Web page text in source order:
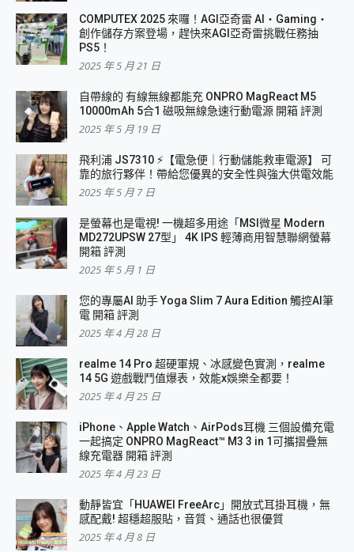
COMPUTEX 2025 來囉！AGI亞奇雷 AI・Gaming・
創作儲存方案登場，趕快來AGI亞奇雷挑戰任務抽
PS5！
2025 年 5 月 21 日
自帶線的 有線無線都能充 ONPRO MagReact M5
10000mAh 5合1 磁吸無線急速行動電源 開箱 評測
2025 年 5 月 19 日
飛利浦 JS7310 ⚡【電急便｜行動儲能救車電源】 可
靠的旅行夥伴！帶給您優異的安全性與強大供電效能
2025 年 5 月 7 日
是螢幕也是電視! 一機超多用途「MSI微星 Modern
MD272UPSW 27型」 4K IPS 輕薄商用智慧聯網螢幕
開箱 評測
2025 年 5 月 1 日
您的專屬AI 助手 Yoga Slim 7 Aura Edition 觸控AI筆
電 開箱 評測
2025 年 4 月 28 日
realme 14 Pro 超硬軍規、冰感變色實測，realme
14 5G 遊戲戰鬥值爆表，效能x娛樂全都要！
2025 年 4 月 25 日
iPhone、Apple Watch、AirPods耳機 三個設備充電
一起搞定 ONPRO MagReact™ M3 3 in 1可攜摺疊無
線充電器 開箱 評測
2025 年 4 月 23 日
動靜皆宜「HUAWEI FreeArc」開放式耳掛耳機，無
感配戴! 超穩超服貼，音質、通話也很優質
2025 年 4 月 8 日